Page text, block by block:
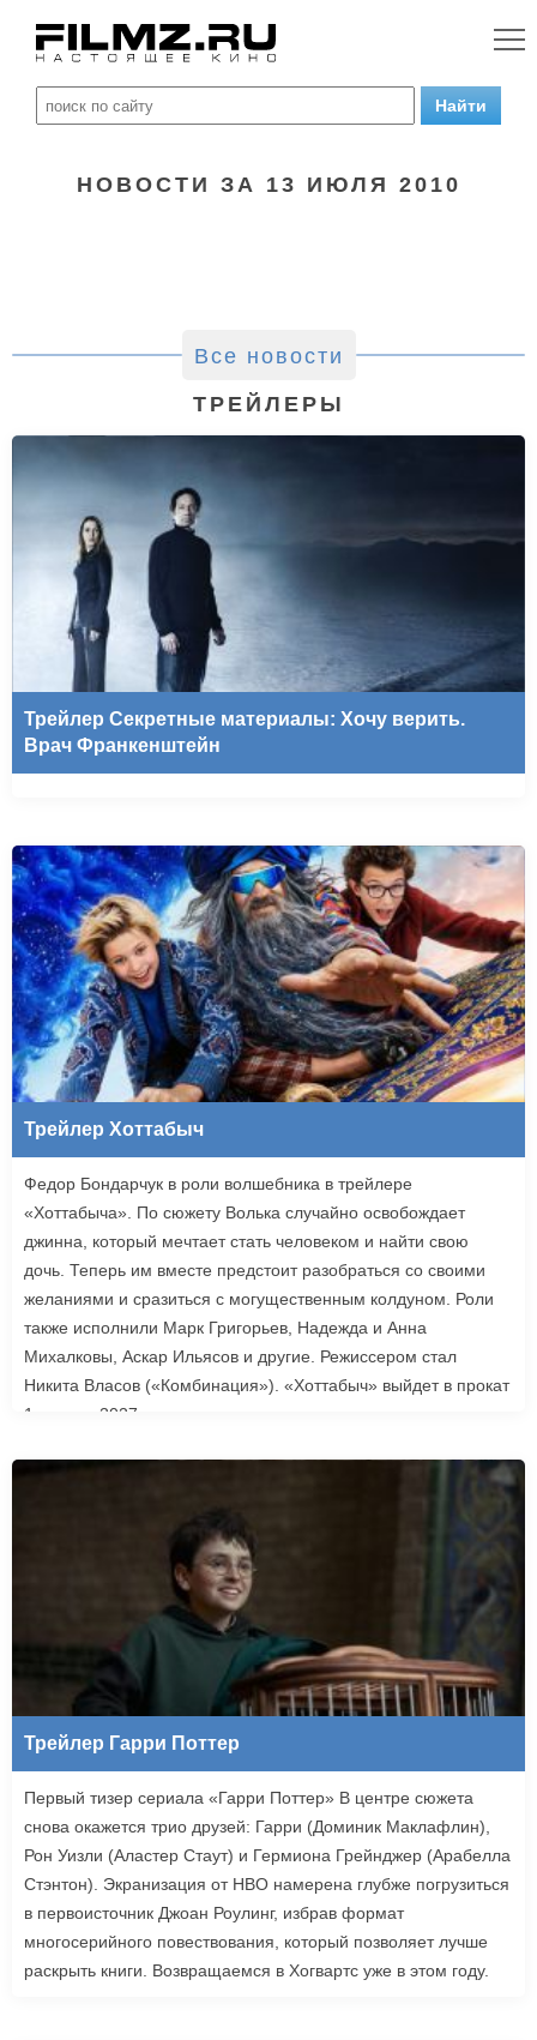
НОВОСТИ ЗА 13 ИЮЛЯ 2010
Все новости
ТРЕЙЛЕРЫ
Трейлер Секретные материалы: Хочу верить.
Врач Франкенштейн
Трейлер Хоттабыч
Федор Бондарчук в роли волшебника в трейлере
«Хоттабыча». По сюжету Волька случайно освобождает
джинна, который мечтает стать человеком и найти свою
дочь. Теперь им вместе предстоит разобраться со своими
желаниями и сразиться с могущественным колдуном. Роли
также исполнили Марк Григорьев, Надежда и Анна
Михалковы, Аскар Ильясов и другие. Режиссером стал
Никита Власов («Комбинация»). «Хоттабыч» выйдет в прокат
1 января 2027 года.
Трейлер Гарри Поттер
Первый тизер сериала «Гарри Поттер» В центре сюжета
снова окажется трио друзей: Гарри (Доминик Маклафлин),
Рон Уизли (Аластер Стаут) и Гермиона Грейнджер (Арабелла
Стэнтон). Экранизация от HBO намерена глубже погрузиться
в первоисточник Джоан Роулинг, избрав формат
многосерийного повествования, который позволяет лучше
раскрыть книги. Возвращаемся в Хогвартс уже в этом году.